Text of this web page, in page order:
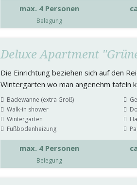
max. 4 Personen
Belegung
Deluxe Apartment
Die Einrichtung beziehen sich auf den
Wintergarten wo man angenehm tafeln
Badewanne (extra Groß)
Walk-in shower
Wintergarten
Fußbodenheizung
max. 4 Personen
Belegung